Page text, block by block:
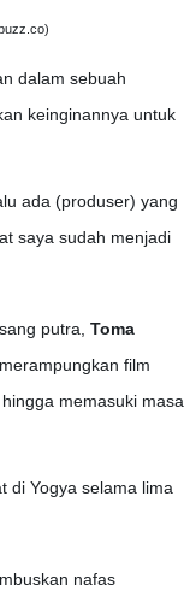
dalam sebuah
keinginannya untuk
ada (produser) yang
saya sudah menjadi
putra, Toma
film
memasuki masa
di Yogya selama lima
nafas